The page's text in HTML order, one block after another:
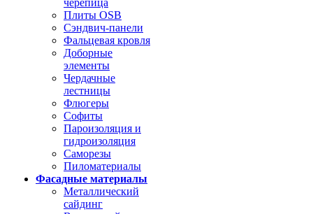
черепица
Плиты OSB
Сэндвич-панели
Фальцевая кровля
Доборные
элементы
Чердачные
лестницы
Флюгеры
Софиты
Пароизоляция и
гидроизоляция
Саморезы
Пиломатериалы
Фасадные материалы
Металлический
сайдинг